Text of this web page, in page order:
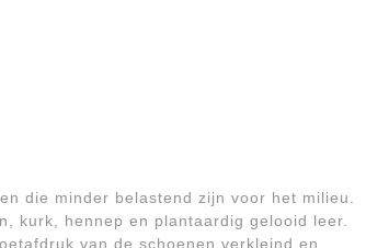
die minder belastend zijn voor het milieu.
kurk, hennep en plantaardig gelooid leer.
van de schoenen verkleind en